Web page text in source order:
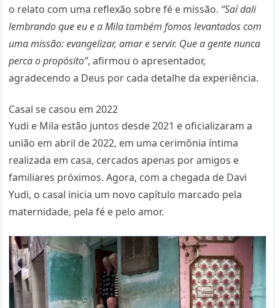
o relato com uma reflexão sobre fé e missão. “Saí dali
lembrando que eu e a Mila também fomos levantados com
uma missão: evangelizar, amar e servir. Que a gente nunca
perca o propósito”, afirmou o apresentador,
agradecendo a Deus por cada detalhe da experiência.
Casal se casou em 2022
Yudi e Mila estão juntos desde 2021 e oficializaram a
união em abril de 2022, em uma cerimônia íntima
realizada em casa, cercados apenas por amigos e
familiares próximos. Agora, com a chegada de Davi
Yudi, o casal inicia um novo capítulo marcado pela
maternidade, pela fé e pelo amor.